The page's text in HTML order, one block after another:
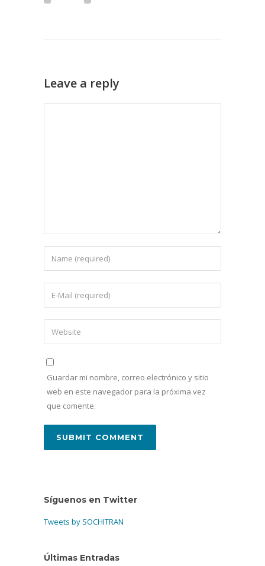
Leave a reply
Guardar mi nombre, correo electrónico y sitio
web en este navegador para la próxima vez
que comente.
Síguenos en Twitter
Tweets by SOCHITRAN
Últimas Entradas